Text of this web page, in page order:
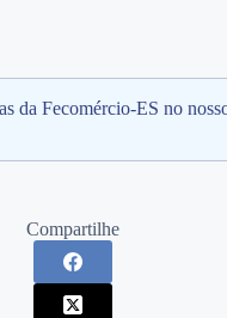
da Fecomércio-ES no
Compartilhe